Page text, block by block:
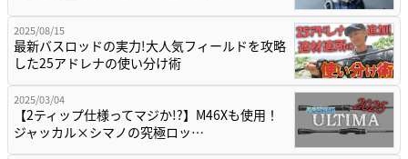
2025/08/15
最新バスロッドの実力!大人気フィールドを攻略
した25アドレナの使い分け術
2025/03/04
【2ティップ仕様ってマジか!?】M46Xも使用！
ジャッカル×シマノの究極ロッ…